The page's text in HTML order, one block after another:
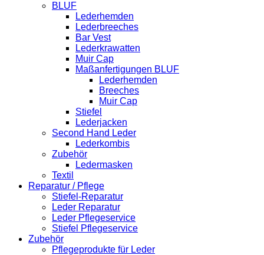
BLUF
Lederhemden
Lederbreeches
Bar Vest
Lederkrawatten
Muir Cap
Maßanfertigungen BLUF
Lederhemden
Breeches
Muir Cap
Stiefel
Lederjacken
Second Hand Leder
Lederkombis
Zubehör
Ledermasken
Textil
Reparatur / Pflege
Stiefel-Reparatur
Leder Reparatur
Leder Pflegeservice
Stiefel Pflegeservice
Zubehör
Pflegeprodukte für Leder